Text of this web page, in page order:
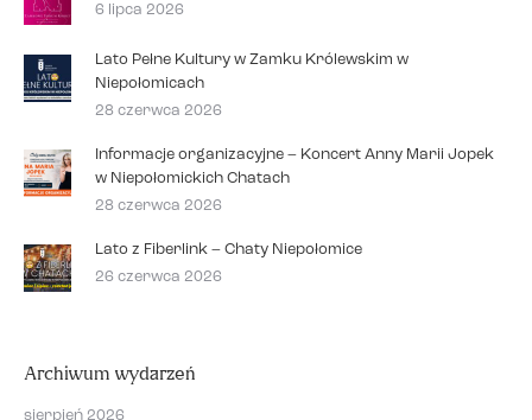
6 lipca 2026
Lato Pełne Kultury w Zamku Królewskim w
Niepołomicach
28 czerwca 2026
Informacje organizacyjne – Koncert Anny Marii Jopek
w Niepołomickich Chatach
28 czerwca 2026
Lato z Fiberlink – Chaty Niepołomice
26 czerwca 2026
Archiwum wydarzeń
sierpień 2026